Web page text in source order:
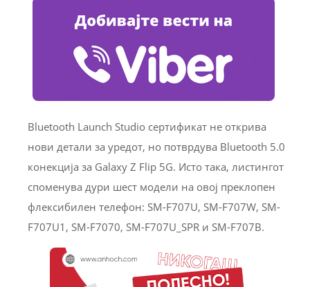
Bluetooth Launch Studio сертификат не открива
нови детали за уредот, но потврдува Bluetooth 5.0
конекција за Galaxy Z Flip 5G. Исто така, листингот
споменува дури шест модели на овој преклопен
флексибилен телефон: SM-F707U, SM-F707W, SM-
F707U1, SM-F7070, SM-F707U_SPR и SM-F707B.